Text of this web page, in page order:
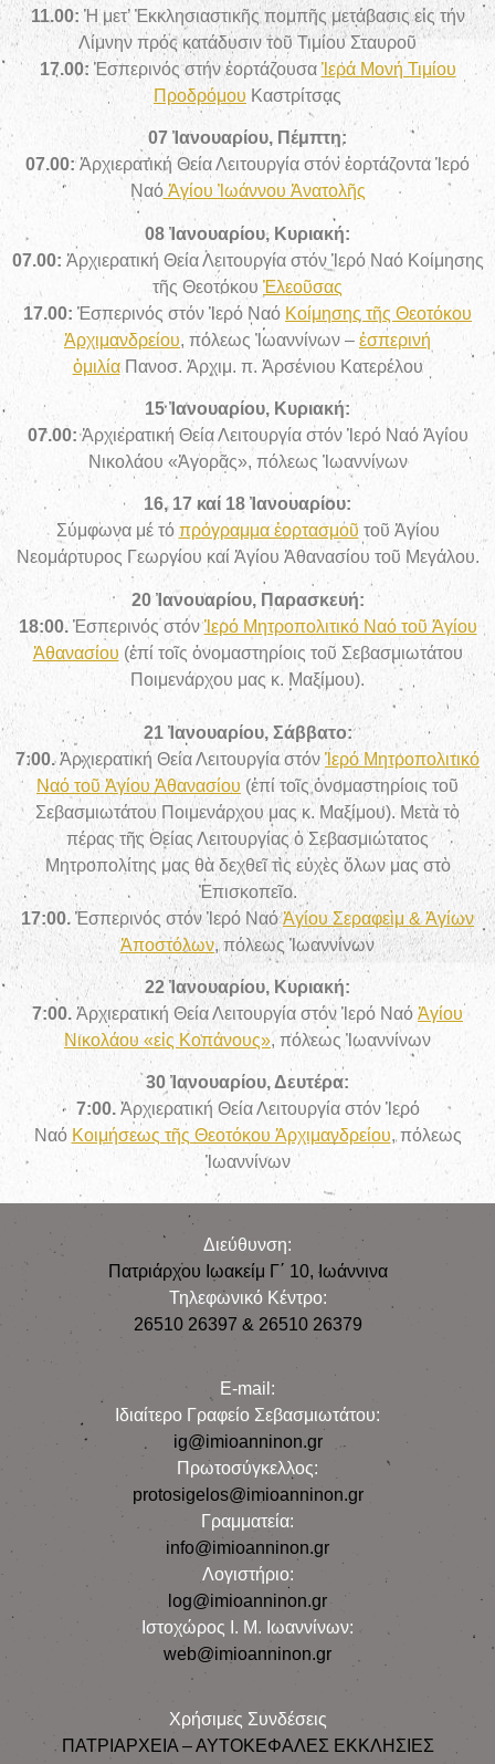
11.00: Ἡ μετ’ Ἐκκλησιαστικῆς πομπῆς μετάβασις εἰς τήν
Λίμνην πρός κατάδυσιν τοῦ Τιμίου Σταυροῦ
17.00: Ἑσπερινός στήν ἑορτάζουσα Ἱερά Μονή Τιμίου
Προδρόμου Καστρίτσας
07 Ἰανουαρίου, Πέμπτη:
07.00:Ἀρχιερατική Θεία Λειτουργία στόν ἑορτάζοντα Ἱερό
ΝαόἉγίου Ἰωάννου Ἀνατολῆς
08 Ἰανουαρίου, Κυριακή:
07.00: Ἀρχιερατική Θεία Λειτουργία στόν Ἱερό Ναό Κοίμησης
τῆς Θεοτόκου Ἐλεοῦσας
17.00: Ἑσπερινός στόν Ἱερό Ναό Κοίμησης τῆς Θεοτόκου
Ἀρχιμανδρείου, πόλεως Ἰωαννίνων – ἑσπερινή
ὁμιλίαΠανοσ. Ἀρχιμ. π. Ἀρσένιου Κατερέλου
15 Ἰανουαρίου, Κυριακή:
07.00:Ἀρχιερατική Θεία Λειτουργία στόν Ἱερό Ναό Ἁγίου
Νικολάου «Ἀγορᾶς», πόλεως Ἰωαννίνων
16, 17 καί 18 Ἰανουαρίου:
Σύμφωνα μέ τό πρόγραμμα ἑορτασμοῦ τοῦ Ἁγίου
Νεομάρτυρος Γεωργίου καί Ἁγίου Ἀθανασίου τοῦ Μεγάλου.
20 Ἰανουαρίου, Παρασκευή:
18:00.Ἑσπερινός στόνἹερό Μητροπολιτικό Ναό τοῦ Ἁγίου
Ἀθανασίου (ἐπί τοῖς ὀνομαστηρίοις τοῦ Σεβασμιωτάτου
Ποιμενάρχου μας κ. Μαξίμου).
21 Ἰανουαρίου, Σάββατο:
7:00.Ἀρχιερατική Θεία Λειτουργία στόν Ἱερό Μητροπολιτικό
Ναό τοῦ Ἁγίου Ἀθανασίου (ἐπί τοῖς ὀνομαστηρίοις τοῦ
Σεβασμιωτάτου Ποιμενάρχου μας κ. Μαξίμου). Μετὰ τὸ
πέρας τῆς Θείας Λειτουργίας ὁ Σεβασμιώτατος
Μητροπολίτης μας θὰ δεχθεῖ τὶς εὐχὲς ὅλων μας στὸ
Ἐπισκοπεῖο.
17:00. Ἑσπερινός στόν Ἱερό ΝαόἉγίου Σεραφεὶμ & Ἁγίων
Ἀποστόλων, πόλεως Ἰωαννίνων
22 Ἰανουαρίου, Κυριακή:
7:00. Ἀρχιερατική Θεία Λειτουργία στόν Ἱερό Ναό Ἁγίου
Νικολάου «εἰς Κοπάνους», πόλεως Ἰωαννίνων
30 Ἰανουαρίου, Δευτέρα:
7:00. Ἀρχιερατική Θεία Λειτουργία στόν Ἱερό
Ναό Κοιμήσεως τῆς Θεοτόκου Ἀρχιμανδρείου, πόλεως
Ἰωαννίνων
Διεύθυνση:
Πατριάρχου Ιωακείμ Γ΄ 10, Iωάννινα
Τηλεφωνικό Κέντρο:
26510 26397 & 26510 26379
E-mail:
Iδιαίτερο Γραφείο Σεβασμιωτάτου:
ig@imioanninon.gr
Πρωτοσύγκελλος:
protosigelos@imioanninon.gr
Γραμματεία:
info@imioanninon.gr
Λογιστήριο:
log@imioanninon.gr
Ιστοχώρος Ι. Μ. Ιωαννίνων:
web@imioanninon.gr
Χρήσιμες Συνδέσεις
ΠΑΤΡΙΑΡΧΕΙΑ – ΑΥΤΟΚΕΦΑΛΕΣ ΕΚΚΛΗΣΙΕΣ